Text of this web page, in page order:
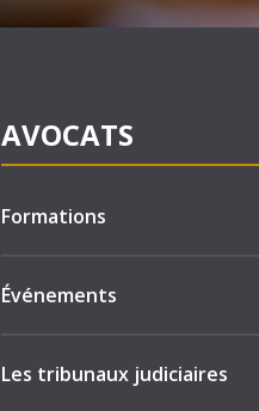
AVOCATS
Formations
Événements
Les tribunaux judiciaires